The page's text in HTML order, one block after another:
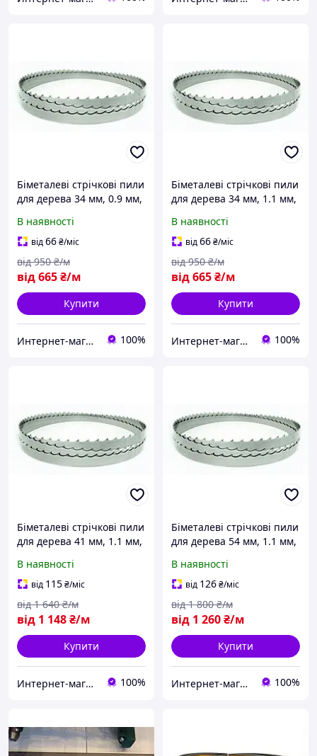
Біметалеві стрічкові пили
для дерева 34 мм, 0.9 мм,
В наявності
від66₴/міс
від665₴/м
від 950 ₴/м
Купити
Интернет-магазин "Мир Всего" 100%
Біметалеві стрічкові пили
для дерева 34 мм, 1.1 мм,
В наявності
від66₴/міс
від665₴/м
від 950 ₴/м
Купити
Интернет-магазин "Мир Всего" 100%
Біметалеві стрічкові пили
для дерева 41 мм, 1.1 мм,
В наявності
від 115₴/міс
від 1 148₴/м
від 1 640 ₴/м
Купити
Интернет-магазин "Мир Всего" 100%
Біметалеві стрічкові пили
для дерева 54 мм, 1.1 мм,
В наявності
від 126₴/міс
від 1 260₴/м
від 1 800 ₴/м
Купити
Интернет-магазин "Мир Всего" 100%